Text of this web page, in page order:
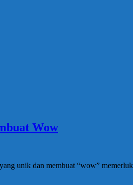
Wow
unik dan membuat “wow”